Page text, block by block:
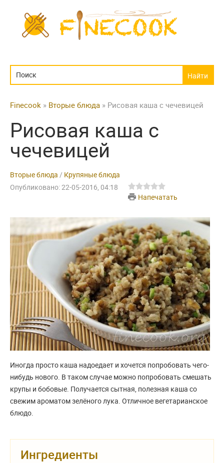
Finecook » Вторые блюда » Рисовая каша с чечевицей
Рисовая каша с
чечевицей
Вторые блюда / Крупяные блюда
Опубликовано: 22-05-2016, 04:18
Напечатать
Иногда просто каша надоедает и хочется попробовать чего-
нибудь нового. В таком случае можно попробовать смешать
крупы и бобовые. Получается сытная, полезная каша со
свежим ароматом зелёного лука. Отличное вегетарианское
блюдо.
Ингредиенты